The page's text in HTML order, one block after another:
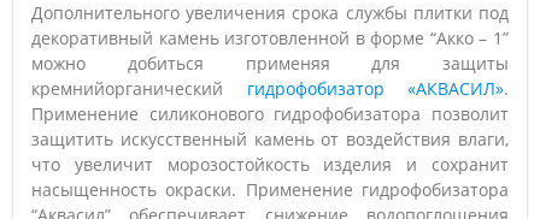
Дополнительного увеличения срока службы плитки под
декоративный камень изготовленной в форме “Акко – 1”
можно добиться применяя для защиты
кремнийорганический гидрофобизатор «АКВАСИЛ».
Применение силиконового гидрофобизатора позволит
защитить искусственный камень от воздействия влаги,
что увеличит морозостойкость изделия и сохранит
насыщенность окраски. Применение гидрофобизатора